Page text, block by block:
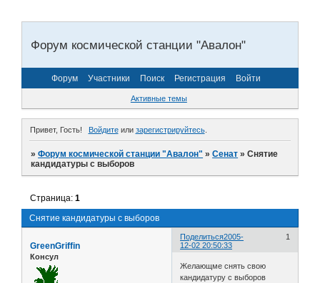
Форум космической станции "Авалон"
Форум Участники Поиск Регистрация Войти
Активные темы
Привет, Гость! Войдитеили зарегистрируйтесь.
»Форум космической станции "Авалон" »Сенат »Снятие
кандидатуры с выборов
Снятие кандидатуры с выборов
Страница:1
Поделиться 1
2005-
12-02 20:50:33
GreenGriffin
Консул
Желающме снять свою
кандидатуру с выборов